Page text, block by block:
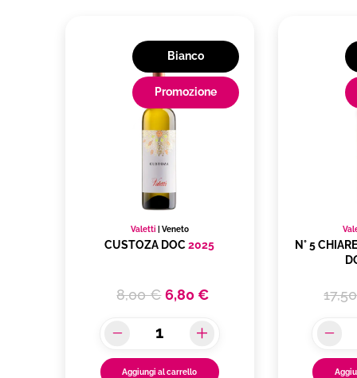
Bianco
Promozione
Valetti Veneto
CUSTOZA DOC2025
8,00 € 6,80 €
Aggiungi al carrello
N° 5